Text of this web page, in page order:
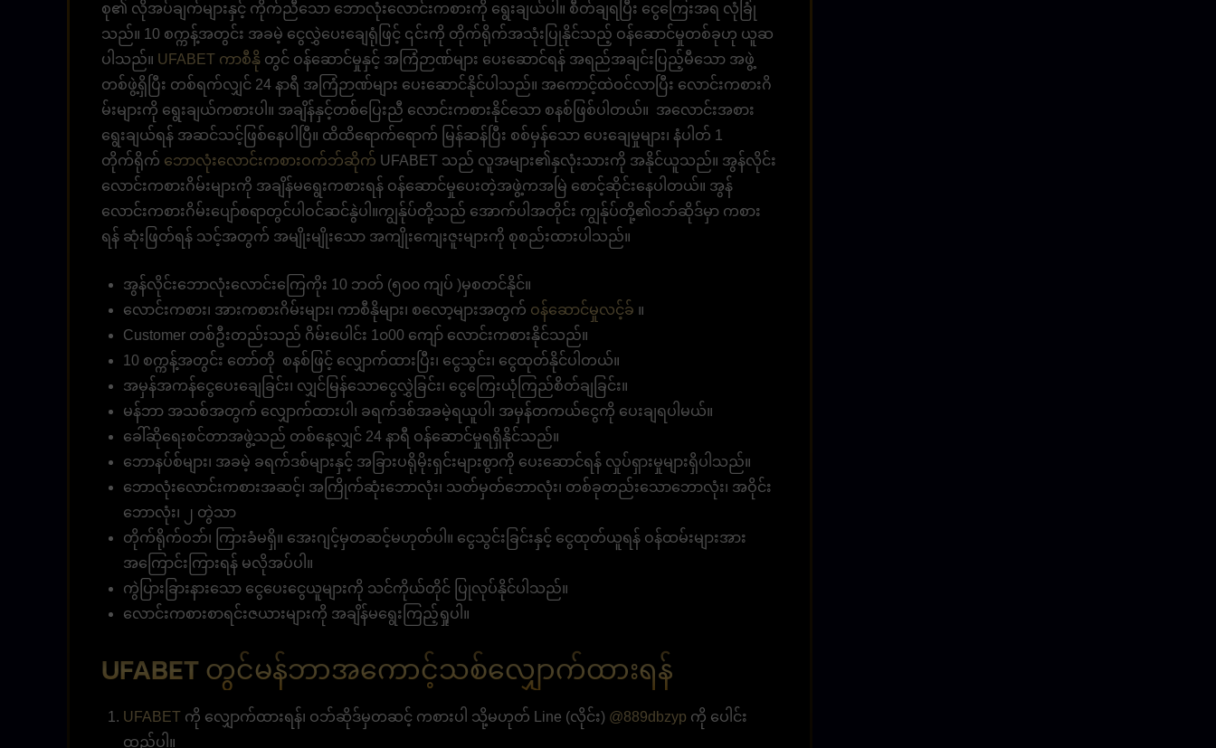
စု၏ လိုအပ်ချက်များနှင့် ကိုက်ညီသော ဘောလုံးလောင်းကစားကို ရွေးချယ်ပါ။ စီတ်ချရပြီး ငွေကြေးအရ လုံခြုံ
သည်။ 10 စက္ကန့်အတွင်း အခမဲ့ ငွေလွှဲပေးချေရုံဖြင့် ၎င်းကို တိုက်ရိုက်အသုံးပြုနိုင်သည့် ဝန်ဆောင်မှုတစ်ခုဟု ယူဆ
ပါသည်။ UFABET ကာစီနို တွင် ဝန်ဆောင်မှုနှင့် အကြံဉာဏ်များ ပေးဆောင်ရန် အရည်အချင်းပြည့်မီသော အဖွဲ့
တစ်ဖွဲ့ရှိပြီး တစ်ရက်လျှင် 24 နာရီ အကြံဉာဏ်များ ပေးဆောင်နိုင်ပါသည်။ အကောင့်ထဲဝင်လာပြီး လောင်းကစားဂိ
မ်းများကို ရွေးချယ်ကစားပါ။ အချိန်နှင့်တစ်ပြေးညီ လောင်းကစားနိုင်သော စနစ်ဖြစ်ပါတယ်။ အလောင်းအစား
ရွေးချယ်ရန် အဆင်သင့်ဖြစ်နေပါပြီ။ ထိထိရောက်ရောက် မြန်ဆန်ပြီး စစ်မှန်သော ပေးချေမှုများ၊ နံပါတ် 1
တိုက်ရိုက် ဘောလုံးလောင်းကစားဝက်ဘ်ဆိုက် UFABET သည် လူအများ၏နှလုံးသားကို အနိုင်ယူသည်။ အွန်လိုင်း
လောင်းကစားဂိမ်းများကို အချိန်မရွေးကစားရန် ဝန်ဆောင်မှုပေးတဲ့အဖွဲ့ကအမြဲ စောင့်ဆိုင်းနေပါတယ်။ အွန်
လောင်းကစားဂိမ်းပျော်စရာတွင်ပါဝင်ဆင်နွဲပါ။ကျွန်ုပ်တို့သည် အောက်ပါအတိုင်း ကျွန်ုပ်တို့၏ဝဘ်ဆိုဒ်မှာ ကစား
ရန် ဆုံးဖြတ်ရန် သင့်အတွက် အမျိုးမျိုးသော အကျိုးကျေးဇူးများကို စုစည်းထားပါသည်။
အွန်လိုင်းဘောလုံးလောင်းကြေကိုး 10 ဘတ် (၅၀၀ ကျပ် )မှစတင်နိုင်။
လောင်းကစား၊ အားကစားဂိမ်းများ၊ ကာစီနိုများ၊ စလော့များအတွက် ဝန်ဆောင်မှုလင့်ခ် ။
Customer တစ်ဦးတည်းသည် ဂိမ်းပေါင်း 1၀00 ကျော် လောင်းကစားနိုင်သည်။
10 စက္ကန့်အတွင်း တော်တို စနစ်ဖြင့် လျှောက်ထားပြီး၊ ငွေသွင်း၊ ငွေထုတ်နိုင်ပါတယ်။
အမှန်အကန်ငွေပေးချေခြင်း၊ လျှင်မြန်သောငွေလွှဲခြင်း၊ ငွေကြေးယုံကြည်စိတ်ချခြင်း။
မန်ဘာ အသစ်အတွက် လျှောက်ထားပါ၊ ခရက်ဒစ်အခမဲ့ရယူပါ၊ အမှန်တကယ်ငွေကို ပေးချရပါမယ်။
ခေါ်ဆိုရေးစင်တာအဖွဲ့သည် တစ်နေ့လျှင် 24 နာရီ ဝန်ဆောင်မှုရရှိနိုင်သည်။
ဘောနပ်စ်များ၊ အခမဲ့ ခရက်ဒစ်များနှင့် အခြားပရိုမိုးရှင်းများစွာကို ပေးဆောင်ရန် လှုပ်ရှားမှုများရှိပါသည်။
ဘောလုံးလောင်းကစားအဆင့်၊ အကြိုက်ဆုံးဘောလုံး၊ သတ်မှတ်ဘောလုံး၊ တစ်ခုတည်းသောဘောလုံး၊ အဝိုင်း
ဘောလုံး၊ ၂ တွဲသာ
တိုက်ရိုက်ဝဘ်၊ ကြားခံမရှိ။ အေးဂျင့်မှတဆင့်မဟုတ်ပါ။ ငွေသွင်းခြင်းနှင့် ငွေထုတ်ယူရန် ဝန်ထမ်းများအား
အကြောင်းကြားရန် မလိုအပ်ပါ။
ကွဲပြားခြားနားသော ငွေပေးငွေယူများကို သင်ကိုယ်တိုင် ပြုလုပ်နိုင်ပါသည်။
လောင်းကစားစာရင်းဇယားများကို အချိန်မရွေးကြည့်ရှုပါ။
UFABET တွင်မန်ဘာအကောင့်သစ်လျှောက်ထားရန်
UFABET ကို လျှောက်ထားရန်၊ ဝဘ်ဆိုဒ်မှတဆင့် ကစားပါ သို့မဟုတ် Line (လိုင်း) @889dbzyp ကို ပေါင်း
ထည့်ပါ။